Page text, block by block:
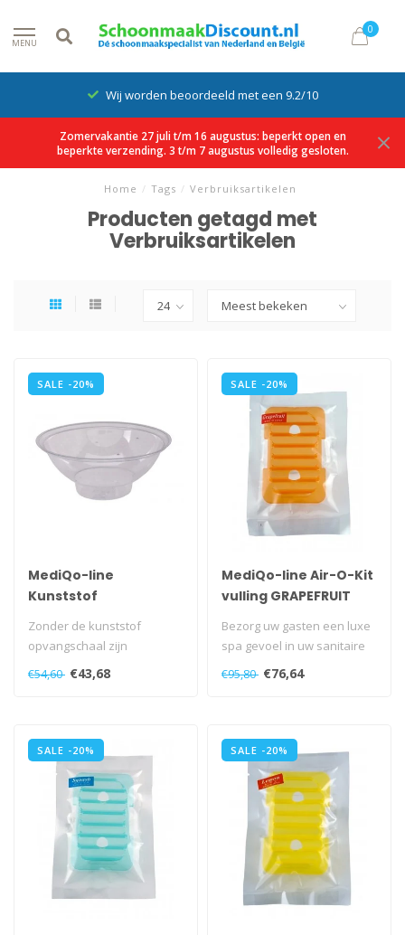
MENU
0
Wij worden beoordeeld met een 9.2/10
Zomervakantie 27 juli t/m 16 augustus: beperkt open en
beperkte verzending. 3 t/m 7 augustus volledig gesloten.
Home / Tags / Verbruiksartikelen
Producten getagd met
Verbruiksartikelen
SALE -20%
MediQo-line
Kunststof
opvangschaal AC-
Zonder de kunststof
opvangschaal zijn
toiletborstelhouders niet
€54,60 €43,68
SALE -20%
MediQo-line Air-O-Kit
vulling GRAPEFRUIT
Bezorg uw gasten een luxe
spa gevoel in uw sanitaire
ruimten...
€95,80 €76,64
SALE -20% SALE -20%